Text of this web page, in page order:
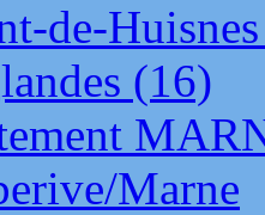
de-
(16)
Marne